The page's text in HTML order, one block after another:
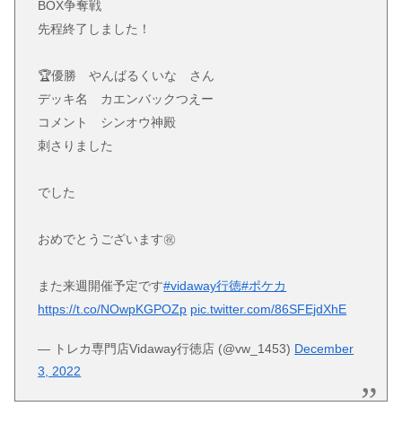
BOX争奪戦
先程終了しました！
🏆優勝 やんばるくいな さん
デッキ名 カエンバックつえー
コメント シンオウ神殿
刺さりました
でした
おめでとうございます㊗️
また来週開催予定です#vidaway行徳#ポケカ
https://t.co/NOwpKGPOZp pic.twitter.com/86SFEjdXhE
— トレカ専門店Vidaway行徳店 (@vw_1453) December
3, 2022